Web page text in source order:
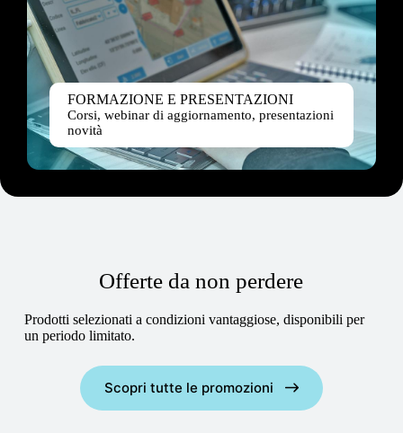
FORMAZIONE E PRESENTAZIONI
Corsi, webinar di aggiornamento, presentazioni
novità
Offerte da non perdere
Prodotti selezionati a condizioni vantaggiose, disponibili per
un periodo limitato.
Scopri tutte le promozioni